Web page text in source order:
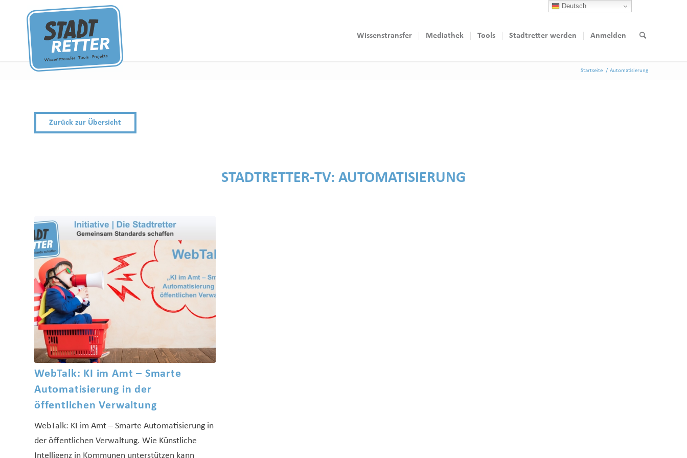
Wissenstransfer Mediathek Tools Stadtretter werden Anmelden
Startseite / Automatisierung
Zurück zur Übersicht
STADTRETTER-TV: AUTOMATISIERUNG
WebTalk: KI im Amt – Smarte
Automatisierung in der
öffentlichen Verwaltung
WebTalk: KI im Amt – Smarte Automatisierung in
der öffentlichen Verwaltung. Wie Künstliche
Intelligenz in Kommunen unterstützen kann
Deutsch